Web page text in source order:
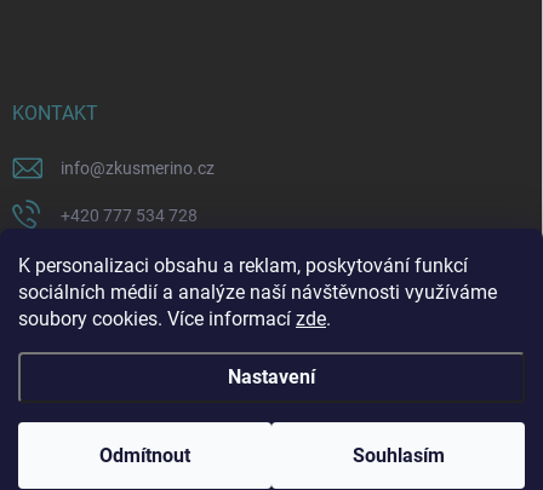
K personalizaci obsahu a reklam, poskytování funkcí
sociálních médií a analýze naší návštěvnosti využíváme
soubory cookies. Více informací zde.
Nastavení
Odmítnout Souhlasím
KONTAKT
info@zkusmerino.cz
+420 777 534 728
https://www.facebook.com/zkusmerino/
zkusmerino.cz
Vytvořil Shoptet
Copyright 2026ZKUSMERINO. Všechna práva vyhrazena.Upravit nastavení